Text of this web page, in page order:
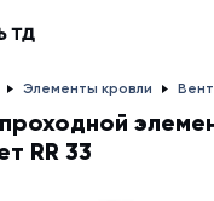
Элементы кровли
RR 33